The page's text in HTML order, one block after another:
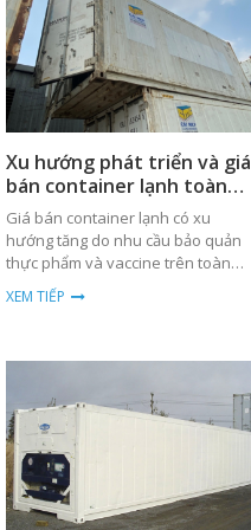
Xu hướng phát triển và giá
bán container lạnh toàn
cầu
Giá bán container lạnh có xu
hướng tăng do nhu cầu bảo quản
thực phẩm và vaccine trên toàn
cầu. Xem chi tiết về xu hướng và
phân tích giá cả.
XEM TIẾP